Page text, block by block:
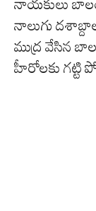
నాయకులు
నాలుగు
ముద్ర వేసిన
హీరోలకు గట్టి